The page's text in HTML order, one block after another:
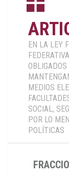
EN LA LEY
MEDIOS
SOCIAL,
POR LO
POLÍTICAS